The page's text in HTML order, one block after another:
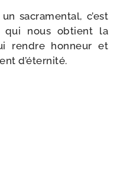
sacra­men­tal, c’est
nous obtient la
rendre hon­neur et
d’éternité.